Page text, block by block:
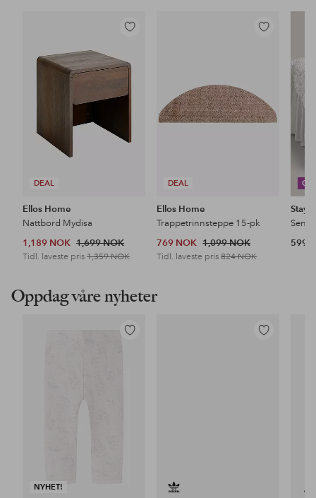
DEAL
Legg
favoritter
Ellos Home
Nattbord Mydisa
1,189 NOK 1,699 NOK
Tidl. laveste pris 1,359 NOK
DEAL
Legg
Ellos Home
Trappetrinnsteppe 15-pk
769 NOK 1,099 NOK
Tidl. laveste pris824 NOK
599
Oppdag våre nyheter
NYHET!
Legg
Legg